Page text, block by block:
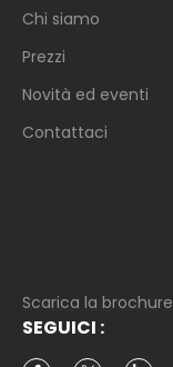
Chi siamo
Prezzi
Novità ed eventi
Contattaci
Scarica la brochure
SEGUICI :